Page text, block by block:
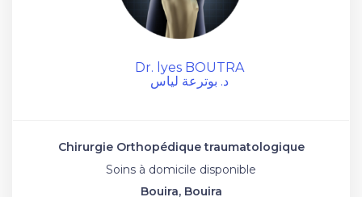
Dr. lyes BOUTRA
د. بوترعة لياس
Chirurgie Orthopédique traumatologique
Soins à domicile disponible
Bouira, Bouira